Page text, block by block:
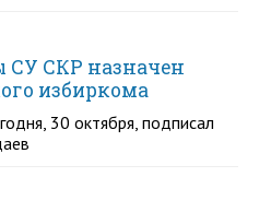
СУ СКР назначен
избиркома
30 октября, подписал